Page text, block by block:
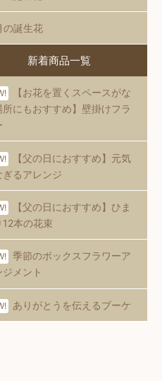
の誕生花
新着商品一覧
【お花を置くスペースがな
所にもおすすめ】壁掛けフラ
【父の日におすすめ】元気
ぎるアレンジ
【父の日におすすめ】ひま
12本の花束
季節のボックスフラワーア
ジメント
ありがとうを伝えるブーケ